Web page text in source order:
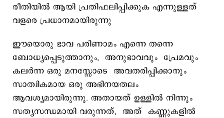
രീതിയിൽ ആയി പ്രതിഫലിപ്പിക്കുക എന്നുള്ളത്
വളരെ പ്രധാനമായിരുന്നു
ഈയൊരു ഭാവ പരിണാമം എന്നെ തന്നെ
ബോധ്യപ്പെടുത്താനും, അനുഭാവവും പ്രേമവും
കലർന്ന ഒരു മനസ്സോടെ അവതരിപ്പിക്കാനും
സാത്വികമായ ഒരു അഭിനയതലം
ആവശ്യമായിരുന്നു. അതായത് ഉള്ളിൽ നിന്നും
സത്യസന്ധമായി വരുന്നത്, അത് കണ്ണുകളിൽ